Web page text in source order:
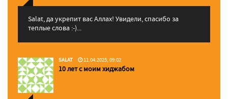
Salat, да укрепит вас Аллаx! Увидели, спасибо за
теплые слова :-)...
SALAT 11.04.2025, 09:02
10 лет с моим хиджабом